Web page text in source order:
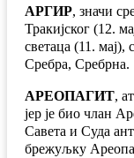
АРГИР, значи
Тракијског (12.
светаца (11.
Сребра, Сребрна.
АРЕОПАГИТ,
јер је био члан
Савета и Суда
брежуљку